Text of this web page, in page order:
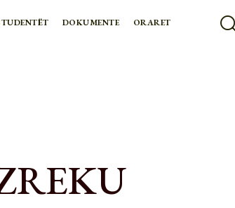
DOKUMENTE ORARET